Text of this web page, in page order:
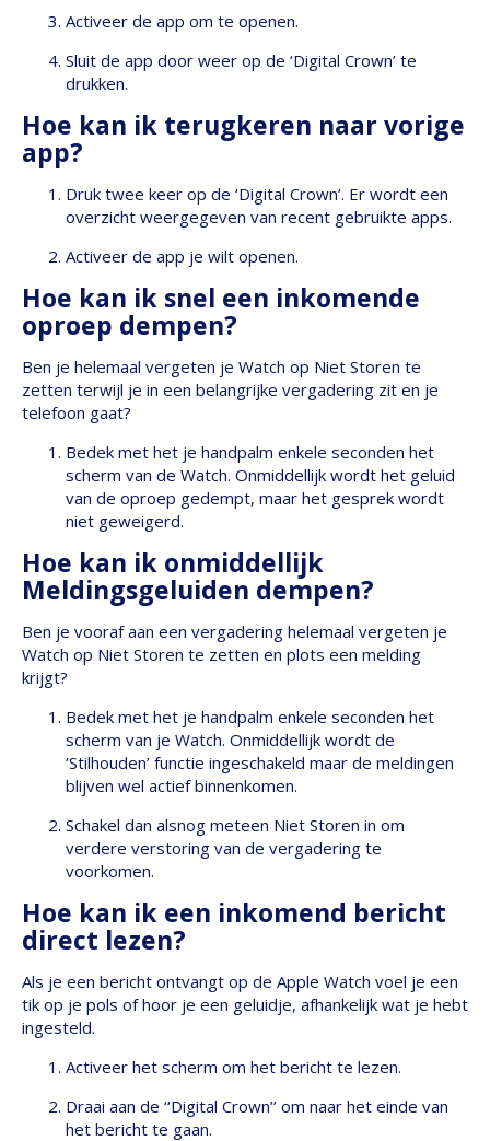
Activeer de app om te openen.
Sluit de app door weer op de ‘Digital Crown’ te
drukken.
Hoe kan ik terugkeren naar vorige
app?
Druk twee keer op de ‘Digital Crown’. Er wordt een
overzicht weergegeven van recent gebruikte apps.
Activeer de app je wilt openen.
Hoe kan ik snel een inkomende
oproep dempen?
Ben je helemaal vergeten je Watch op Niet Storen te
zetten terwijl je in een belangrijke vergadering zit en je
telefoon gaat?
Bedek met het je handpalm enkele seconden het
scherm van de Watch. Onmiddellijk wordt het geluid
van de oproep gedempt, maar het gesprek wordt
niet geweigerd.
Hoe kan ik onmiddellijk
Meldingsgeluiden dempen?
Ben je vooraf aan een vergadering helemaal vergeten je
Watch op Niet Storen te zetten en plots een melding
krijgt?
Bedek met het je handpalm enkele seconden het
scherm van je Watch. Onmiddellijk wordt de
‘Stilhouden’ functie ingeschakeld maar de meldingen
blijven wel actief binnenkomen.
Schakel dan alsnog meteen Niet Storen in om
verdere verstoring van de vergadering te
voorkomen.
Hoe kan ik een inkomend bericht
direct lezen?
Als je een bericht ontvangt op de Apple Watch voel je een
tik op je pols of hoor je een geluidje, afhankelijk wat je hebt
ingesteld.
Activeer het scherm om het bericht te lezen.
Draai aan de ‘‘Digital Crown’’ om naar het einde van
het bericht te gaan.